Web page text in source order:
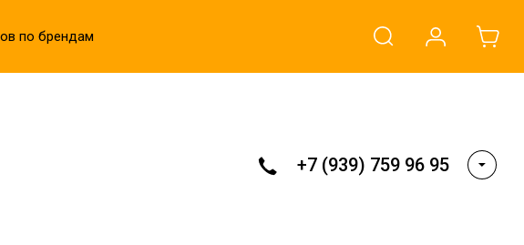
по брендам
+7 (939) 759 96 95